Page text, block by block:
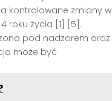
kontrolowane zmiany w
roku życia [1] [5].
pod nadzorem oraz
może być